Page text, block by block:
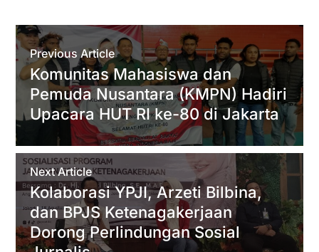
A
p
p
r
o
k
r
a
m
Previous Article
Komunitas Mahasiswa dan
Pemuda Nusantara (KMPN) Hadiri
Upacara HUT RI ke-80 di Jakarta
Next Article
Kolaborasi YPJI, Arzeti Bilbina,
dan BPJS Ketenagakerjaan
Dorong Perlindungan Sosial